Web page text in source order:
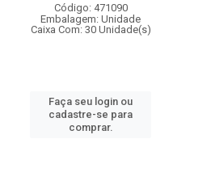
Código: 471090
Embalagem: Unidade
Caixa Com: 30 Unidade(s)
Faça seu login ou
cadastre-se para
comprar.